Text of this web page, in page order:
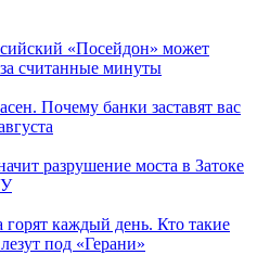
«Посейдон» может
считанные минуты
Почему банки заставят вас
разрушение моста в Затоке
каждый день. Кто такие
под «Герани»